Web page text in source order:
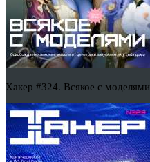
Хакер #324. Всякое с моделями